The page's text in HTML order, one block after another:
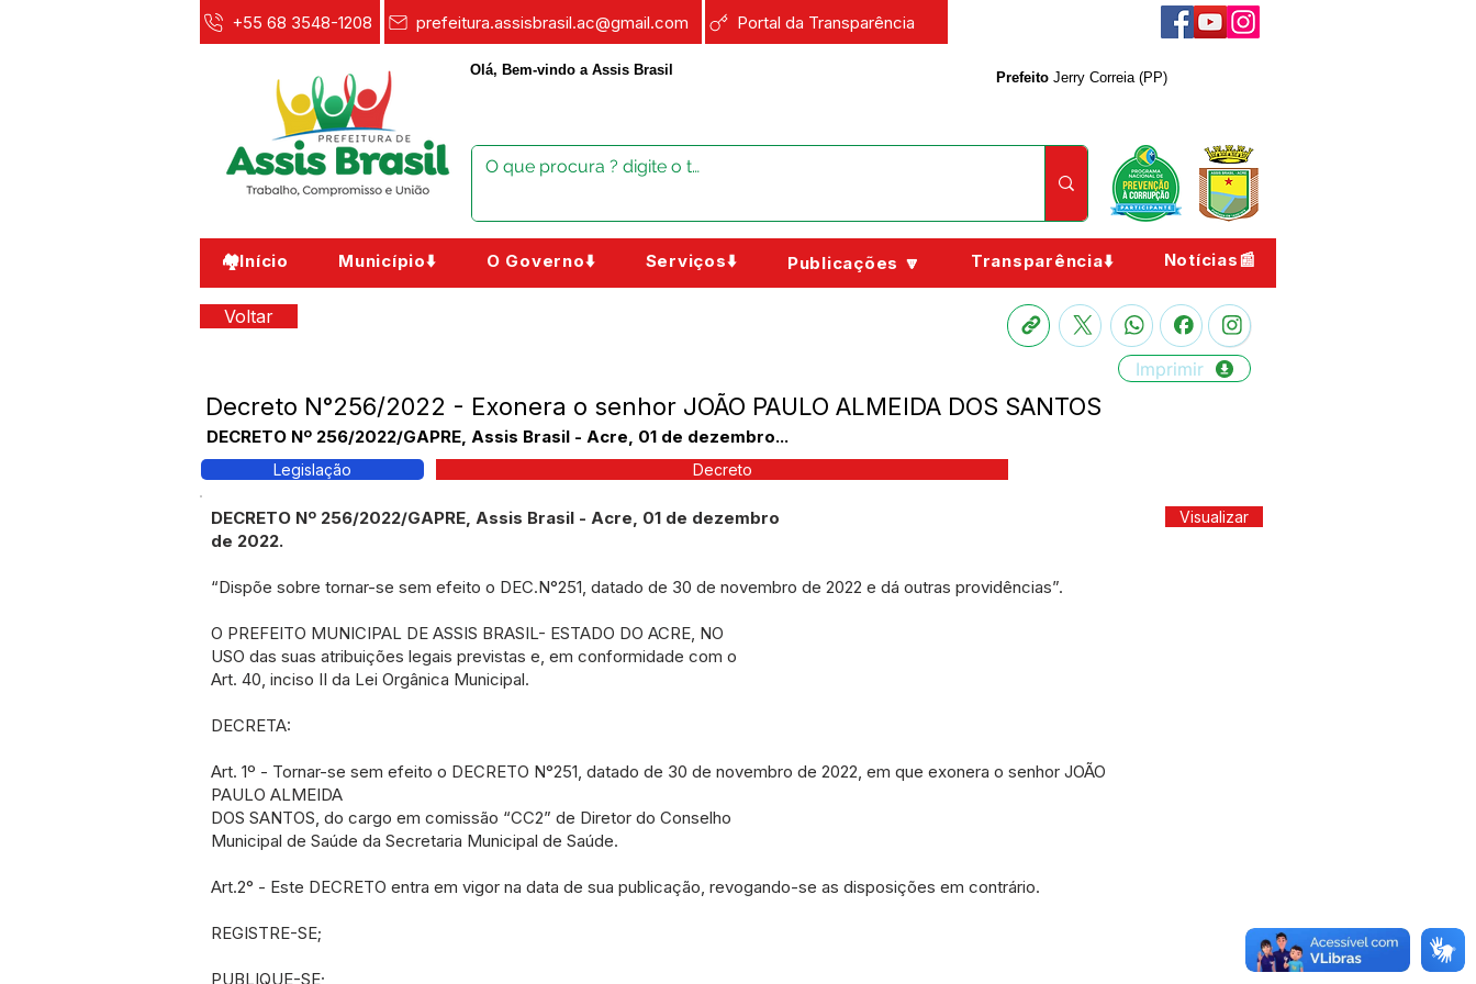
+55 68 3548-1208 prefeitura.assisbrasil.ac@gmail.com Portal da Transparência
Olá, Bem-vindo a Assis Brasil Prefeito Jerry Correia (PP)
🏘️Início Município⬇️ O Governo⬇️ Serviços⬇️ Publicações 🔽 Transparência⬇️ Notícias📰
Voltar
Imprimir
Decreto N°256/2022 - Exonera o senhor JOÃO PAULO ALMEIDA DOS SANTOS
DECRETO Nº 256/2022/GAPRE, Assis Brasil - Acre, 01 de dezembro...
Legislação Decreto
DECRETO Nº 256/2022/GAPRE, Assis Brasil - Acre, 01 de dezembro
de 2022.
“Dispõe sobre tornar-se sem efeito o DEC.N°251, datado de 30 de novembro de 2022 e dá outras providências”.
O PREFEITO MUNICIPAL DE ASSIS BRASIL- ESTADO DO ACRE, NO
USO das suas atribuições legais previstas e, em conformidade com o
Art. 40, inciso II da Lei Orgânica Municipal.
DECRETA:
Art. 1º - Tornar-se sem efeito o DECRETO N°251, datado de 30 de novembro de 2022, em que exonera o senhor JOÃO
PAULO ALMEIDA
DOS SANTOS, do cargo em comissão “CC2” de Diretor do Conselho
Municipal de Saúde da Secretaria Municipal de Saúde.
Art.2° - Este DECRETO entra em vigor na data de sua publicação, revogando-se as disposições em contrário.
REGISTRE-SE;
PUBLIQUE-SE;
Visualizar